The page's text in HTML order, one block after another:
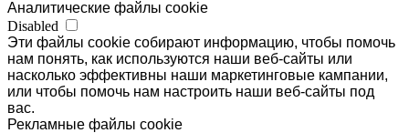
Аналитические файлы cookie
Disabled
Эти файлы cookie собирают информацию, чтобы помочь
нам понять, как используются наши веб-сайты или
насколько эффективны наши маркетинговые кампании,
или чтобы помочь нам настроить наши веб-сайты под
вас.
Рекламные файлы cookie